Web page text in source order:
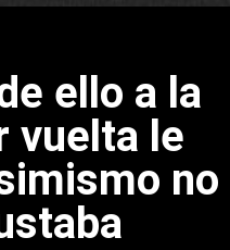
ello a la
vuelta le
no